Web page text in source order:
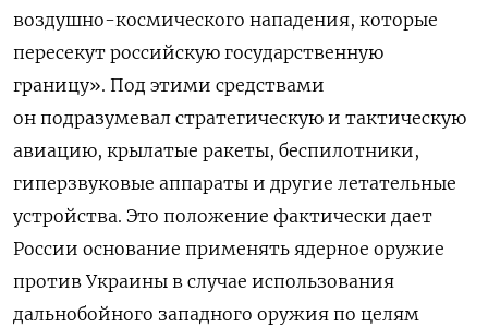
воздушно-космического нападения, которые
пересекут российскую государственную
границу». Под этими средствами
он подразумевал стратегическую и тактическую
авиацию, крылатые ракеты, беспилотники,
гиперзвуковые аппараты и другие летательные
устройства. Это положение фактически дает
России основание применять ядерное оружие
против Украины в случае использования
дальнобойного западного оружия по целям